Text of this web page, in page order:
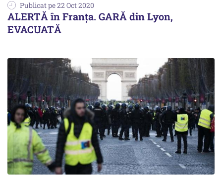
Publicat pe 22 Oct 2020
ALERTĂ în Franța. GARĂ din Lyon,
EVACUATĂ